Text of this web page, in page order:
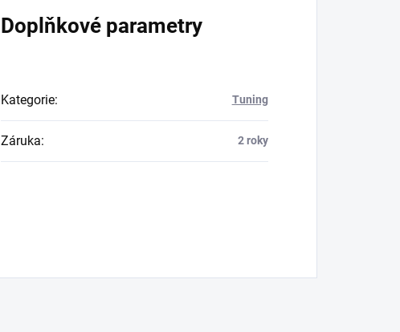
Doplňkové parametry
Kategorie: Tuning
Záruka: 2 roky